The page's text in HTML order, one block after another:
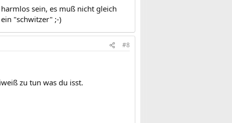
sein, es muß nicht gleich
"schwitzer" ;-)
#8
zu tun was du isst.